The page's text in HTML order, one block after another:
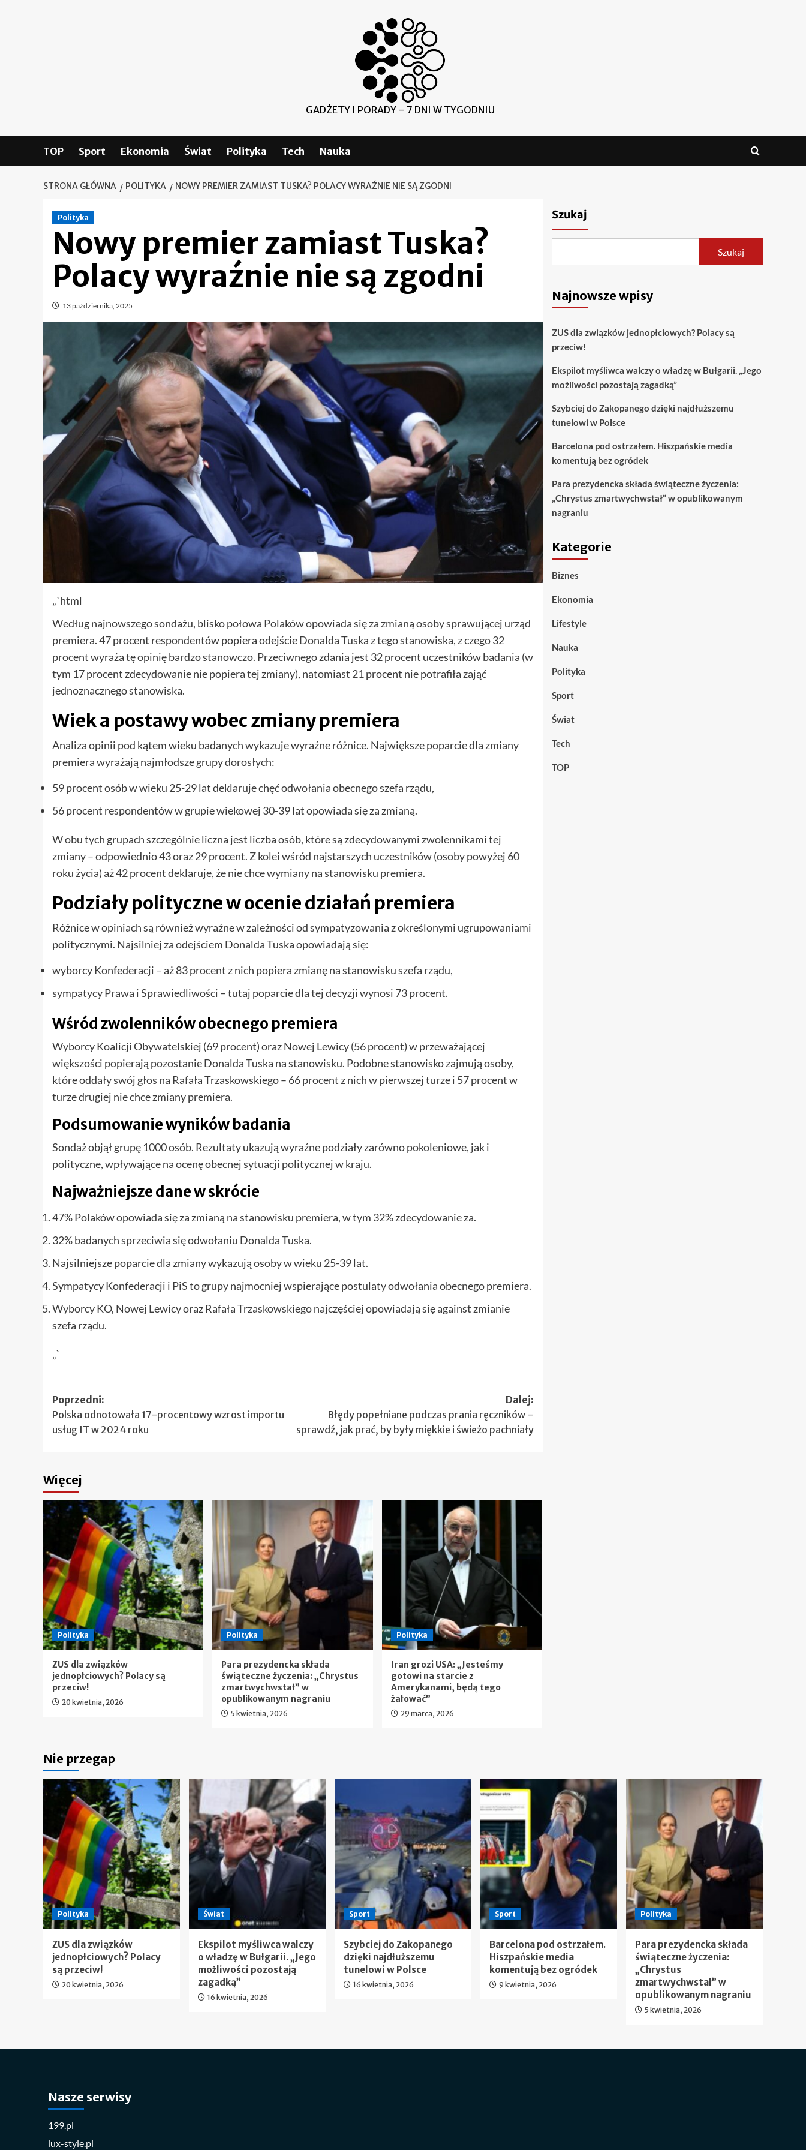
GADŻETY I PORADY – 7 DNI W TYGODNIU
TOP Sport Ekonomia Świat Polityka Tech Nauka
STRONA GŁÓWNA POLITYKA NOWY PREMIER ZAMIAST TUSKA? POLACY WYRAŹNIE NIE SĄ ZGODNI
Polityka
Nowy premier zamiast Tuska?
Polacy wyraźnie nie są zgodni
13 października, 2025
„`html
Według najnowszego sondażu, blisko połowa Polaków opowiada się za zmianą osoby sprawującej urząd
premiera. 47 procent respondentów popiera odejście Donalda Tuska z tego stanowiska, z czego 32
procent wyraża tę opinię bardzo stanowczo. Przeciwnego zdania jest 32 procent uczestników badania (w
tym 17 procent zdecydowanie nie popiera tej zmiany), natomiast 21 procent nie potrafiła zająć
jednoznacznego stanowiska.
Wiek a postawy wobec zmiany premiera
Analiza opinii pod kątem wieku badanych wykazuje wyraźne różnice. Największe poparcie dla zmiany
premiera wyrażają najmłodsze grupy dorosłych:
59 procent osób w wieku 25-29 lat deklaruje chęć odwołania obecnego szefa rządu,
56 procent respondentów w grupie wiekowej 30-39 lat opowiada się za zmianą.
W obu tych grupach szczególnie liczna jest liczba osób, które są zdecydowanymi zwolennikami tej
zmiany – odpowiednio 43 oraz 29 procent. Z kolei wśród najstarszych uczestników (osoby powyżej 60
roku życia) aż 42 procent deklaruje, że nie chce wymiany na stanowisku premiera.
Podziały polityczne w ocenie działań premiera
Różnice w opiniach są również wyraźne w zależności od sympatyzowania z określonymi ugrupowaniami
politycznymi. Najsilniej za odejściem Donalda Tuska opowiadają się:
wyborcy Konfederacji – aż 83 procent z nich popiera zmianę na stanowisku szefa rządu,
sympatycy Prawa i Sprawiedliwości – tutaj poparcie dla tej decyzji wynosi 73 procent.
Wśród zwolenników obecnego premiera
Wyborcy Koalicji Obywatelskiej (69 procent) oraz Nowej Lewicy (56 procent) w przeważającej
większości popierają pozostanie Donalda Tuska na stanowisku. Podobne stanowisko zajmują osoby,
które oddały swój głos na Rafała Trzaskowskiego – 66 procent z nich w pierwszej turze i 57 procent w
turze drugiej nie chce zmiany premiera.
Podsumowanie wyników badania
Sondaż objął grupę 1000 osób. Rezultaty ukazują wyraźne podziały zarówno pokoleniowe, jak i
polityczne, wpływające na ocenę obecnej sytuacji politycznej w kraju.
Najważniejsze dane w skrócie
47% Polaków opowiada się za zmianą na stanowisku premiera, w tym 32% zdecydowanie za.
32% badanych sprzeciwia się odwołaniu Donalda Tuska.
Najsilniejsze poparcie dla zmiany wykazują osoby w wieku 25-39 lat.
Sympatycy Konfederacji i PiS to grupy najmocniej wspierające postulaty odwołania obecnego premiera.
Wyborcy KO, Nowej Lewicy oraz Rafała Trzaskowskiego najczęściej opowiadają się against zmianie
szefa rządu.
„`
Zobacz
wpisy
Poprzedni:
Polska odnotowała 17-procentowy wzrost importu
usług IT w 2024 roku
Dalej:
Błędy popełniane podczas prania ręczników –
sprawdź, jak prać, by były miękkie i świeżo pachniały
Więcej
Polityka
ZUS dla związków
jednopłciowych? Polacy są
przeciw!
20 kwietnia, 2026
Polityka
Para prezydencka składa
świąteczne życzenia: „Chrystus
zmartwychwstał” w
opublikowanym nagraniu
5 kwietnia, 2026
Polityka
Iran grozi USA: „Jesteśmy
gotowi na starcie z
Amerykanami, będą tego
żałować”
29 marca, 2026
Szukaj
Szukaj
Najnowsze wpisy
ZUS dla związków jednopłciowych? Polacy są
przeciw!
Ekspilot myśliwca walczy o władzę w Bułgarii. „Jego
możliwości pozostają zagadką”
Szybciej do Zakopanego dzięki najdłuższemu
tunelowi w Polsce
Barcelona pod ostrzałem. Hiszpańskie media
komentują bez ogródek
Para prezydencka składa świąteczne życzenia:
„Chrystus zmartwychwstał” w opublikowanym
nagraniu
Kategorie
Biznes
Ekonomia
Lifestyle
Nauka
Polityka
Sport
Świat
Tech
TOP
Nie przegap
Polityka
ZUS dla związków
jednopłciowych? Polacy
są przeciw!
20 kwietnia, 2026
Świat
Ekspilot myśliwca walczy
o władzę w Bułgarii. „Jego
możliwości pozostają
zagadką”
16 kwietnia, 2026
Sport
Szybciej do Zakopanego
dzięki najdłuższemu
tunelowi w Polsce
16 kwietnia, 2026
Sport
Barcelona pod ostrzałem.
Hiszpańskie media
komentują bez ogródek
9 kwietnia, 2026
Polityka
Para prezydencka składa
świąteczne życzenia:
„Chrystus
zmartwychwstał” w
opublikowanym nagraniu
5 kwietnia, 2026
Nasze serwisy
199.pl
lux-style.pl